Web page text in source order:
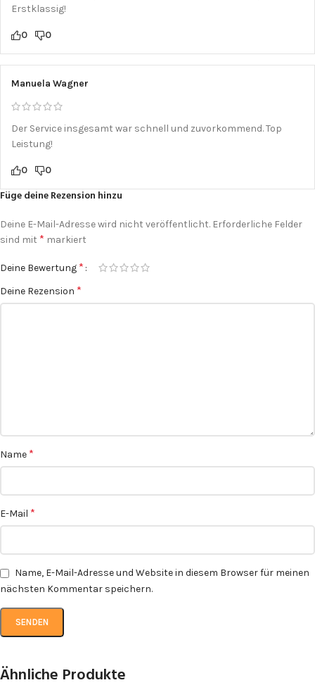
Erstklassig!
0 0
Manuela Wagner
Der Service insgesamt war schnell und zuvorkommend. Top
Leistung!
0 0
Füge deine Rezension hinzu
Deine E-Mail-Adresse wird nicht veröffentlicht. Erforderliche Felder
sind mit * markiert
Deine Bewertung *
Deine Rezension *
Name *
E-Mail *
Name, E-Mail-Adresse und Website in diesem Browser für meinen
nächsten Kommentar speichern.
Ähnliche Produkte